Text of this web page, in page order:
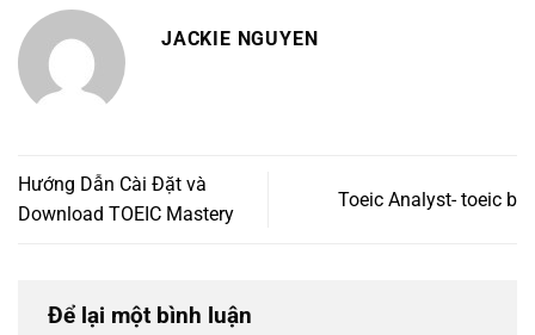
JACKIE NGUYEN
Hướng Dẫn Cài Đặt và
Download TOEIC Mastery
Toeic Analyst- toeic b
Để lại một bình luận